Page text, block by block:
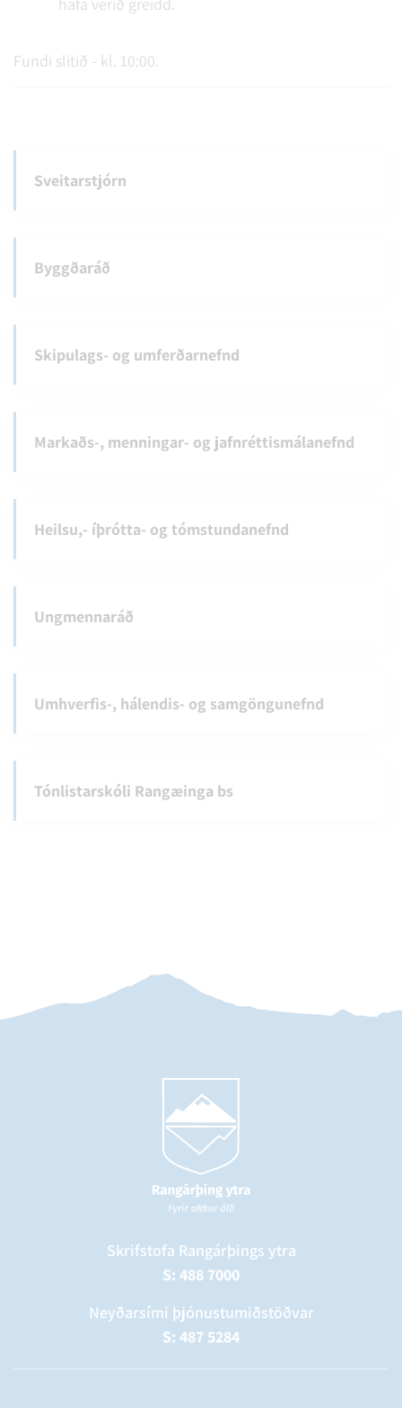
Fundi slitið - kl. 10:00.
Sveitarstjórn
Byggðaráð
Skipulags- og umferðarnefnd
Markaðs-, menningar- og jafnréttismálanefnd
Heilsu,- íþrótta- og tómstundanefnd
Ungmennaráð
Umhverfis-, hálendis- og samgöngunefnd
Tónlistarskóli Rangæinga bs
Skrifstofa Rangárþings ytra
S: 488 7000
Neyðarsími þjónustumiðstöðvar
S: 487 5284